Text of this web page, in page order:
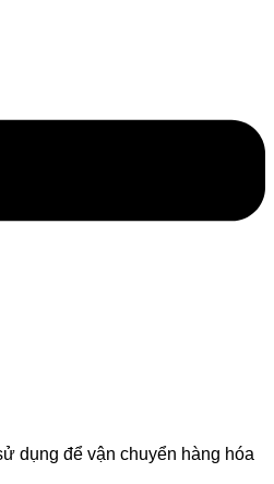
dụng để vận chuyển hàng hóa